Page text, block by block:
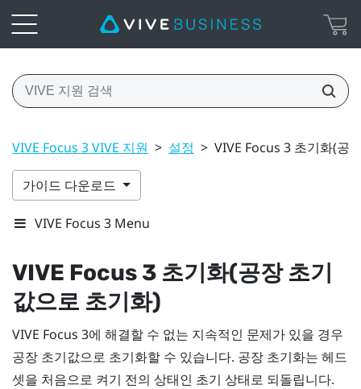
VIVE Focus 3 VIVE 지원 > 설정 > VIVE Focus 3 초기화(공
가이드 다운로드
VIVE Focus 3 Menu
VIVE Focus 3 초기화(공장 초기
값으로 초기화)
VIVE Focus 3에 해결할 수 없는 지속적인 문제가 있을 경우
공장 초기값으로 초기화할 수 있습니다. 공장 초기화는 헤드
셋을 처음으로 켜기 전의 상태인 초기 상태로 되돌립니다.